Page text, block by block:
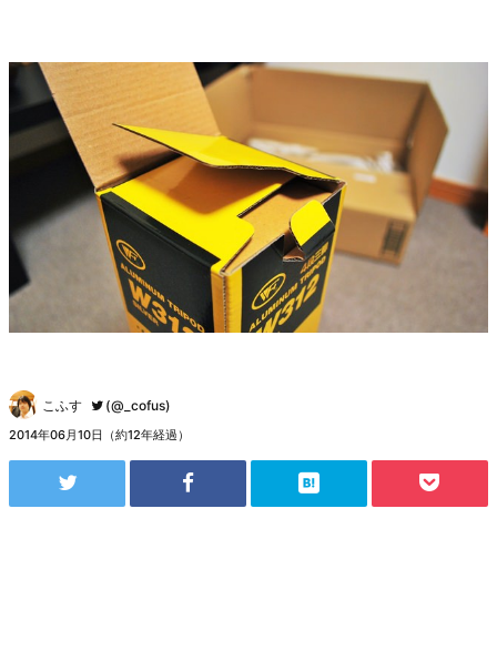
こふす (@_cofus)
2014年06月10日（約12年経過）